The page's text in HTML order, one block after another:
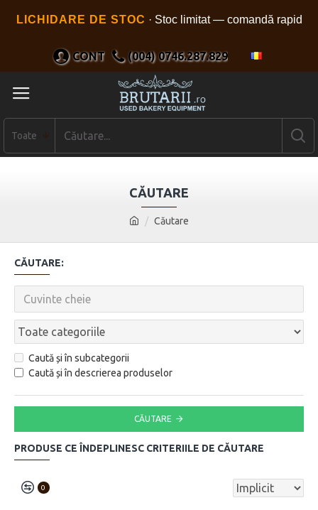
LICHIDARE DE STOC · Stoc limitat — comandă rapid
CONT (004) 0746.287.829
Toate
Căutare
CĂUTARE
CĂUTARE:
Caută și în subcategorii
Caută și în descrierea produselor
CĂUTARE
PRODUSE CE ÎNDEPLINESC CRITERIILE DE CĂUTARE
0